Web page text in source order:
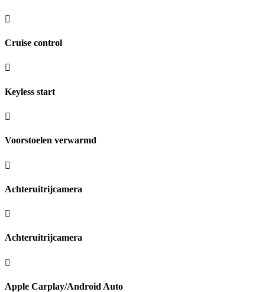
Cruise control
Keyless start
Voorstoelen verwarmd
Achteruitrijcamera
Achteruitrijcamera
Apple Carplay/Android Auto